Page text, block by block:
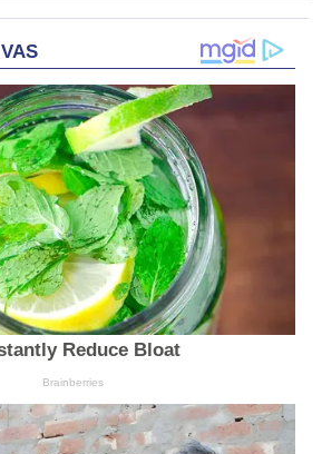
Reduce Bloat
Brainberries